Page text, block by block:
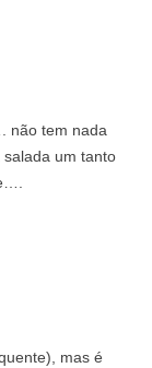
não tem nada
um tanto
mas é